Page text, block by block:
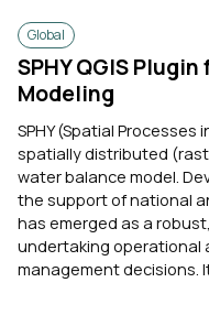
Global
SPHY QGIS
Modeling
SPHY (Spatial
spatially distributed
water balance model.
the support of national
has emerged as a
undertaking operational
management decisions.